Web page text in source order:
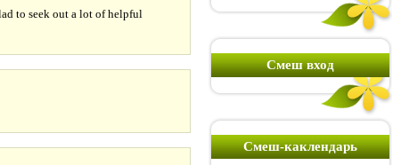
to seek out a lot of helpful
Смеш вход
Смеш-каклендарь